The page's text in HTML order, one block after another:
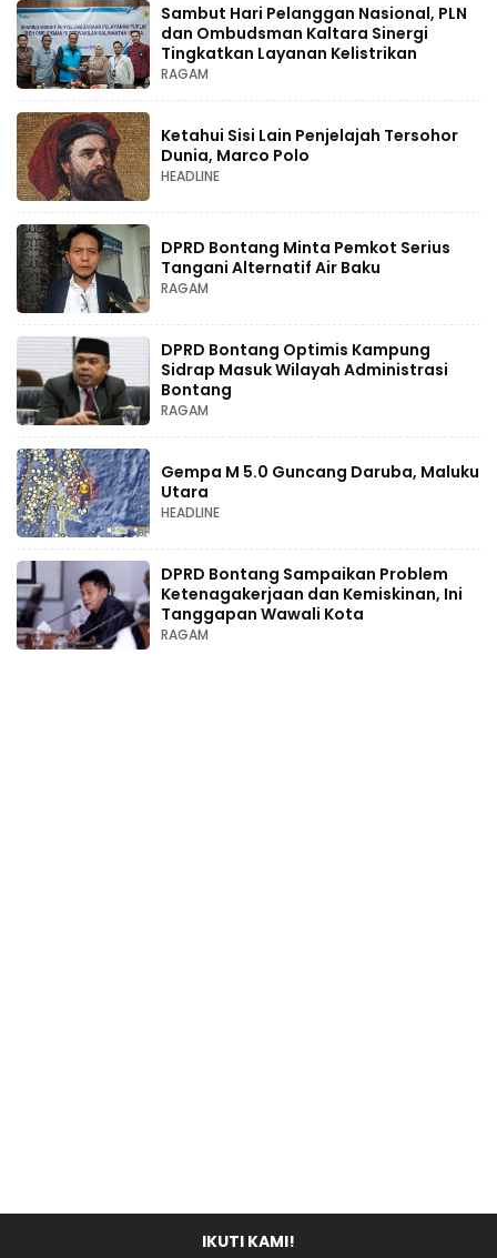
Sambut Hari Pelanggan Nasional, PLN
dan Ombudsman Kaltara Sinergi
Tingkatkan Layanan Kelistrikan
RAGAM
Ketahui Sisi Lain Penjelajah Tersohor
Dunia, Marco Polo
HEADLINE
DPRD Bontang Minta Pemkot Serius
Tangani Alternatif Air Baku
RAGAM
DPRD Bontang Optimis Kampung
Sidrap Masuk Wilayah Administrasi
Bontang
RAGAM
Gempa M 5.0 Guncang Daruba, Maluku
Utara
HEADLINE
DPRD Bontang Sampaikan Problem
Ketenagakerjaan dan Kemiskinan, Ini
Tanggapan Wawali Kota
RAGAM
IKUTI KAMI!